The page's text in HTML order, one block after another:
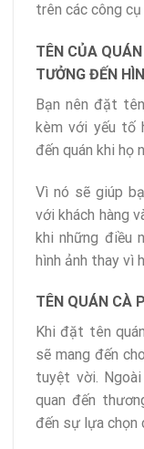
trên các công
TÊN CỦA
TƯỞNG ĐẾN
Bạn nên đặt
kèm với yếu tố
đến quán khi họ
Vì nó sẽ giúp
với khách hàng
khi những điều
hình ảnh thay vì
TÊN QUÁN CÀ
Khi đặt tên
sẽ mang đến
tuyệt vời.
quan đến
đến sự lựa chọn